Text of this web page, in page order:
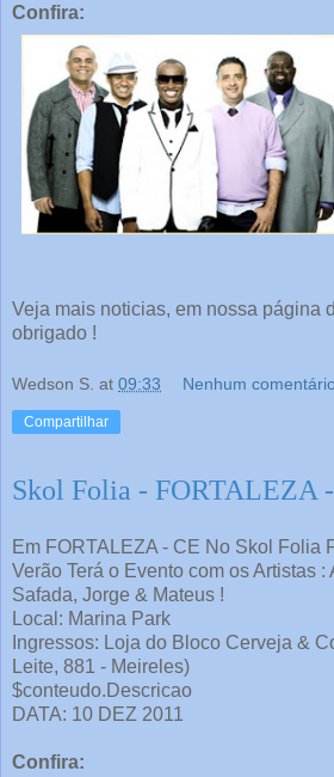
Confira:
Veja mais noticias, em nossa página
obrigado !
Wedson S. at 09:33 Nenhum
Compartilhar
Skol Folia - FORTALEZA
Em FORTALEZA - CE No Skol Folia
Verão Terá o Evento com os Artistas :
Safada, Jorge & Mateus !
Local: Marina Park
Ingressos: Loja do Bloco Cerveja &
Leite, 881 - Meireles)
$conteudo.Descricao
DATA: 10 DEZ 2011
Confira: